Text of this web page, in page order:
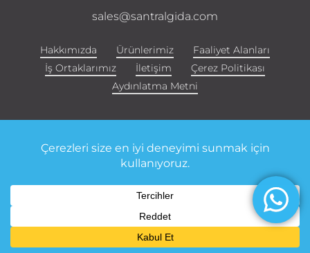
sales@santralgida.com
Hakkımızda Ürünlerimiz
Faaliyet Alanları
İş Ortaklarımız
İletişim
Çerez Politikası
Aydınlatma Metni